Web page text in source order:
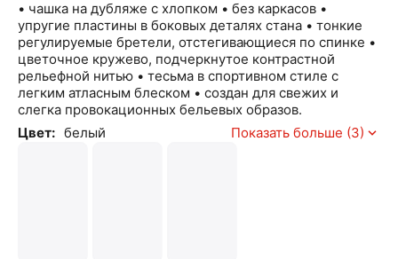
• чашка на дубляже с хлопком • без каркасов •
упругие пластины в боковых деталях стана • тонкие
регулируемые бретели, отстегивающиеся по спинке •
цветочное кружево, подчеркнутое контрастной
рельефной нитью • тесьма в спортивном стиле с
легким атласным блеском • создан для свежих и
слегка провокационных бельевых образов.
Цвет: белый Показать больше (3)